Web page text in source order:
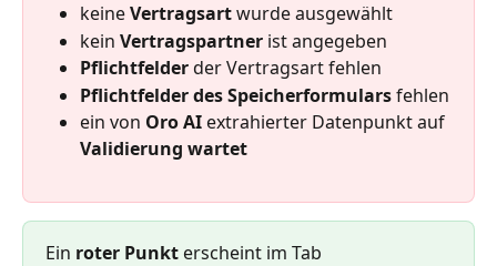
keine Vertragsart wurde ausgewählt
kein Vertragspartner ist angegeben
Pflichtfelder der Vertragsart fehlen
Pflichtfelder des Speicherformulars fehlen
ein von Oro AI extrahierter Datenpunkt auf
Validierung wartet
Ein roter Punkt erscheint im Tab